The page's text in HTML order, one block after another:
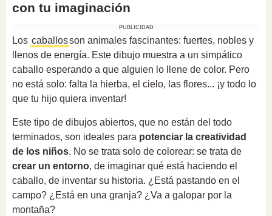
con tu imaginación
PUBLICIDAD
Los caballosson animales fascinantes: fuertes, nobles y
llenos de energía. Este dibujo muestra a un simpático
caballo esperando a que alguien lo llene de color. Pero
no está solo: falta la hierba, el cielo, las flores... ¡y todo lo
que tu hijo quiera inventar!
Este tipo de dibujos abiertos, que no están del todo
terminados, son ideales para potenciar la creatividad
de los niños. No se trata solo de colorear: se trata de
crear un entorno, de imaginar qué está haciendo el
caballo, de inventar su historia. ¿Está pastando en el
campo? ¿Está en una granja? ¿Va a galopar por la
montaña?